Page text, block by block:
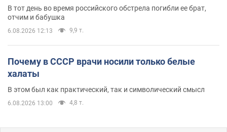
В тот день во время российского обстрела погибли ее брат,
отчим и бабушка
6.08.2026 12:13 9,9 т.
Почему в СССР врачи носили только белые
халаты
В этом был как практический, так и символический смысл
6.08.2026 13:00 4,8 т.